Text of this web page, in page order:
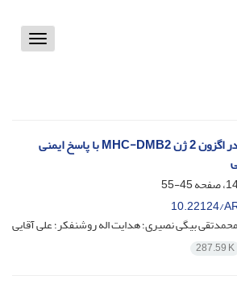
Toggle
بررسی ارتباط چندشکلی در اگزون 2 ژن MHC-DMB2 با پاسخ ایمنی
45-55
10.22124/
بیگی نصیری؛ هدایت اله روشنفکر؛ علی آقایی
287.59 K